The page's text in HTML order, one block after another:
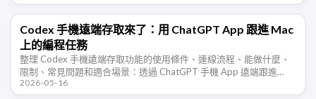
Codex 手機遠端存取來了：用 ChatGPT App 跟進 Mac
上的編程任務
整理 Codex 手機遠端存取功能的使用條件、連線流程、能做什麼、
限制、常見問題和適合場景：透過 ChatGPT 手機 App 遠端跟進
Mac 上執行的 Codex 編程任務。
2026-05-16